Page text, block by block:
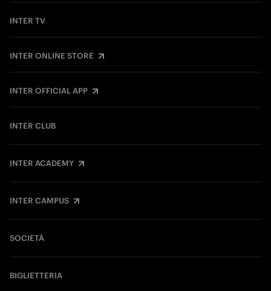
INTER TV
INTER ONLINE STORE
INTER OFFICIAL APP
INTER CLUB
INTER ACADEMY
INTER CAMPUS
SOCIETÀ
BIGLIETTERIA